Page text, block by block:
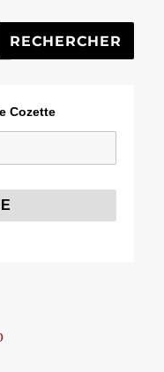
RECHERCHER
Cozette